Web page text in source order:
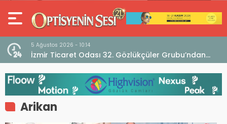
5 Ağustos 2026 - 10:14
İzmir Ticaret Odası 32. Gözlükçüler Grubu’ndan
TEBD II DigitaliSME Dijital Dönüşüm Projesi açıklaması
Arikan